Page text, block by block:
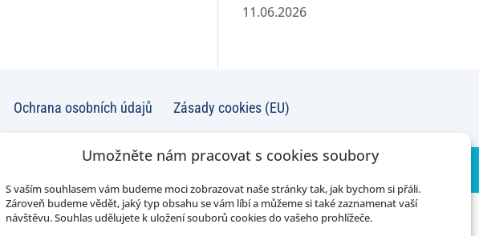
Umožněte nám pracovat s cookies soubory
S vaším souhlasem vám budeme moci zobrazovat naše stránky tak, jak bychom si přáli.
Zároveň budeme vědět, jaký typ obsahu se vám líbí a můžeme si také zaznamenat vaší
návštěvu. Souhlas udělujete k uložení souborů cookies do vašeho prohlížeče.
11.06.2026
Ochrana osobních údajů Zásady cookies (EU)